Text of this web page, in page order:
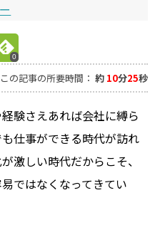
0
この記事の所要時間： 約 10分25秒
験さえあれば会社に縛ら
仕事ができる時代が訪れ
激しい時代だからこそ、
ではなくなってきてい